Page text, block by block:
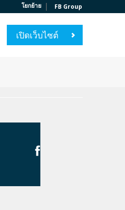
โยกย้าย | FB Group
เปิดเว็บไซต์